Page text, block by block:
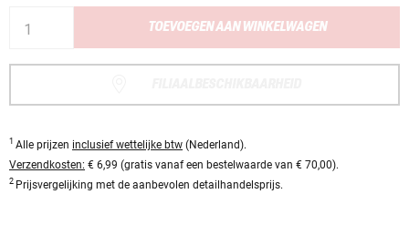
TOEVOEGEN AAN WINKELWAGEN
1 Alle prijzen inclusief wettelijke btw (Nederland).
Verzendkosten: € 6,99 (gratis vanaf een bestelwaarde van € 70,00).
2 Prijsvergelijking met de aanbevolen detailhandelsprijs.